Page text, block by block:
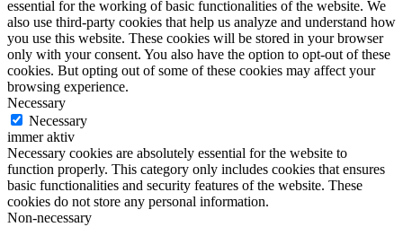
essential for the working of basic functionalities of the website. We
also use third-party cookies that help us analyze and understand how
you use this website. These cookies will be stored in your browser
only with your consent. You also have the option to opt-out of these
cookies. But opting out of some of these cookies may affect your
browsing experience.
Necessary
Necessary
immer aktiv
Necessary cookies are absolutely essential for the website to
function properly. This category only includes cookies that ensures
basic functionalities and security features of the website. These
cookies do not store any personal information.
Non-necessary